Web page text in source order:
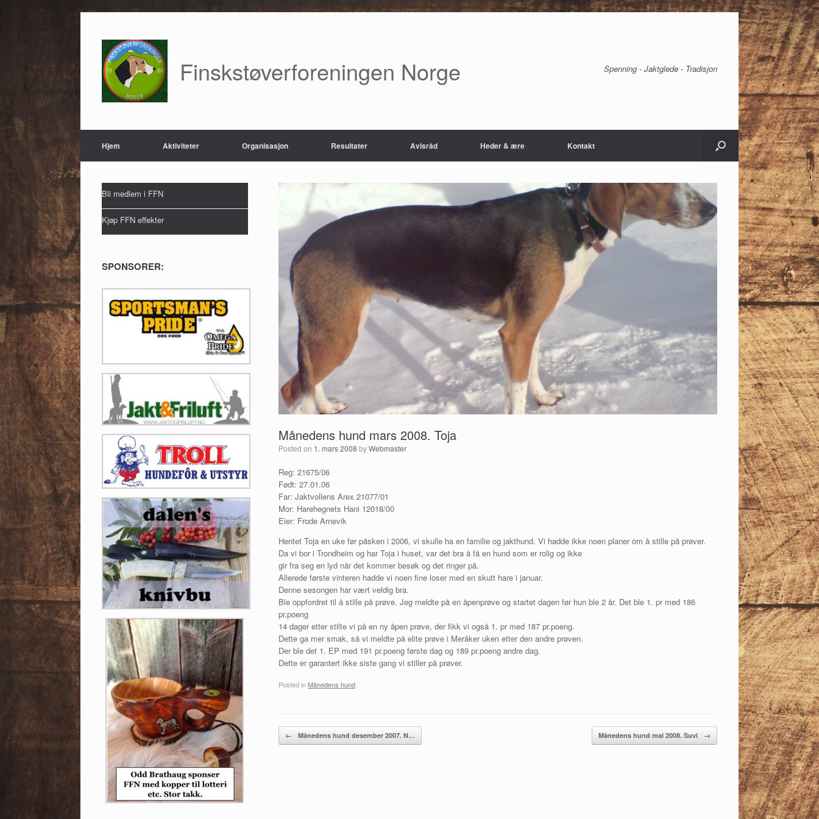
content
Finskstøverforeningen Norge Spenning - Jaktglede - Tradisjon
Hjem Aktiviteter Organisasjon Resultater Avlsråd Heder & ære Kontakt
Månedens hund mars 2008. Toja
Posted on 1. mars 2008 byWebmaster
Reg: 21675/06
Født: 27.01.06
Far: Jaktvollens Arex 21077/01
Mor: Harehegnets Hani 12018/00
Eier: Frode Arnevik
Hentet Toja en uke før påsken i 2006, vi skulle ha en familie og jakthund. Vi hadde ikke noen planer om å stille på prøver.
Da vi bor i Trondheim og har Toja i huset, var det bra å få en hund som er rolig og ikke
gir fra seg en lyd når det kommer besøk og det ringer på.
Allerede første vinteren hadde vi noen fine loser med en skutt hare i januar.
Denne sesongen har vært veldig bra.
Ble oppfordret til å stille på prøve. Jeg meldte på en åpenprøve og startet dagen før hun ble 2 år. Det ble 1. pr med 186
pr.poeng
14 dager etter stilte vi på en ny åpen prøve, der fikk vi også 1. pr med 187 pr.poeng.
Dette ga mer smak, så vi meldte på elite prøve i Meråker uken etter den andre prøven.
Der ble det 1. EP med 191 pr.poeng første dag og 189 pr.poeng andre dag.
Dette er garantert ikke siste gang vi stiller på prøver.
Posted in Månedens hund
Post navigation
← Månedens hund desember 2007. N… Månedens hund mai 2008. Suvi →
Bli medlem i FFN
Kjøp FFN effekter
SPONSORER: